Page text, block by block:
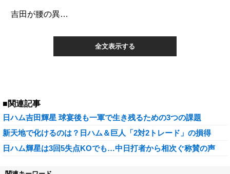
吉田が腰の異…
全文表示する
■関連記事
日ハム吉田輝星 球宴後も一軍で生き残るための3つの課題
新天地で化けるのは？日ハム＆巨人「2対2トレード」の損得
日ハム輝星は3回5失点KOでも…中日打者から相次ぐ称賛の声